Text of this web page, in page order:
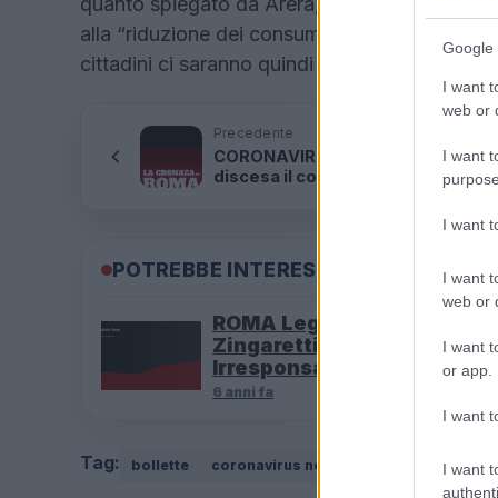
Google
I want
web or
I want
I want
I want
web or
I want
or app.
I want
I want
alla “riduzione dei consumi” dovuta anche
cittadini ci saranno quindi bollette più basse
Precedente
CORONAVIRUS ITALIA Dopo
discesa il contagio torna a salire. Il
POTREBBE INTERESSARTI
ROMA Lega: “Capo
Zingaretti fa brace fuori
Irresponsabile”
6 anni fa
Tag: bollette coronavirus news